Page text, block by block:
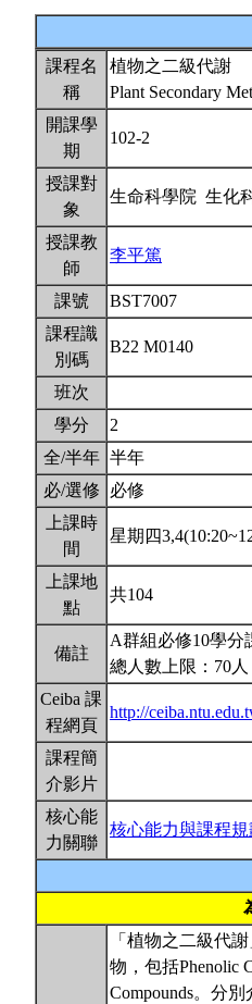
課程名
稱
植物之二級代謝
Plant Secondary
開課學
期
102-2
授課對
象
生命科學院 生化
授課教
師
李平篤
課號
BST7007
課程識
別碼
B22 M0140
班次
學分
2
全/半年 半年
必/選修
必修
上課時
間
星期四
上課地
點
共104
備註
A群組必修10學分
總人數上限：70人
Ceiba 課
程網頁
http://
課程簡
介影片
核心能
力關聯
核心能力與課程規
「植物之二級代
物，包括Phenolic
Compounds。分